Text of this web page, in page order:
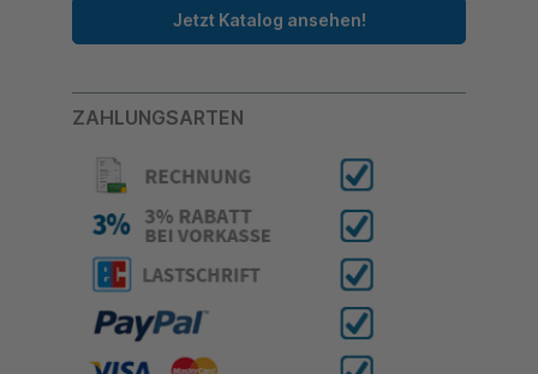
Jetzt Katalog ansehen!
ZAHLUNGSARTEN